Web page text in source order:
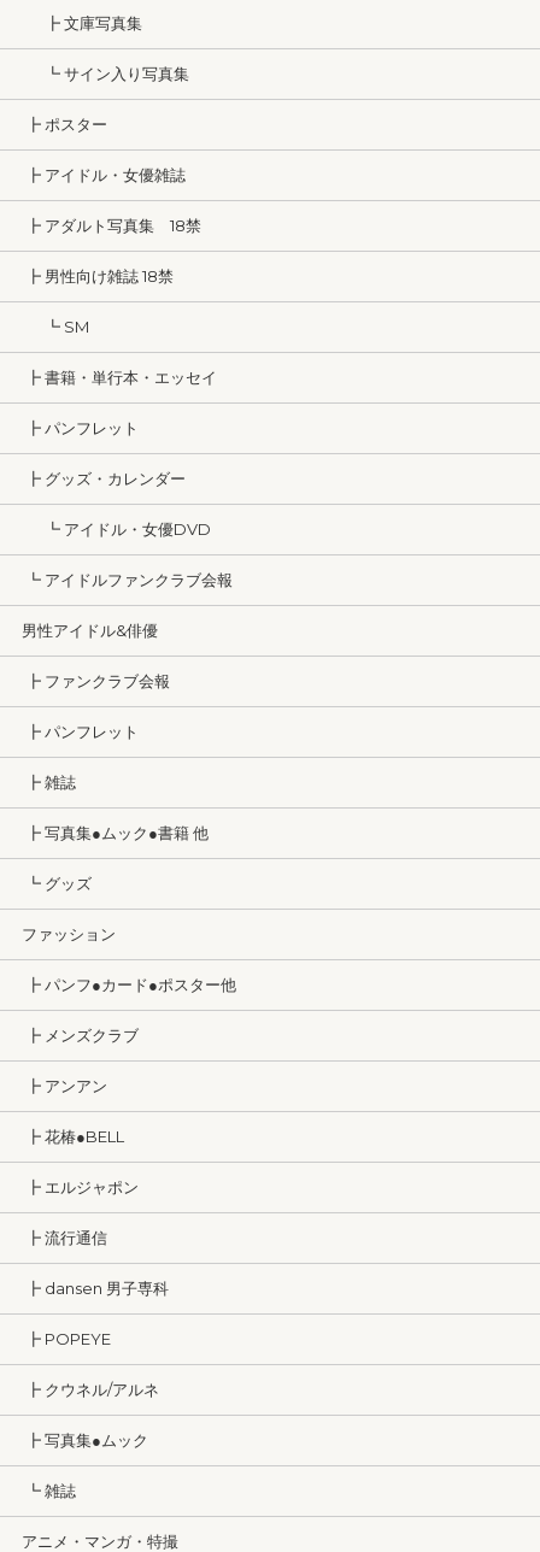
┣ 文庫写真集
┗ サイン入り写真集
┣ ポスター
┣ アイドル・女優雑誌
┣ アダルト写真集 18禁
┣ 男性向け雑誌 18禁
┗ SM
┣ 書籍・単行本・エッセイ
┣ パンフレット
┣ グッズ・カレンダー
┗ アイドル・女優DVD
┗ アイドルファンクラブ会報
男性アイドル&俳優
┣ ファンクラブ会報
┣ パンフレット
┣ 雑誌
┣ 写真集●ムック●書籍 他
┗ グッズ
ファッション
┣ パンフ●カード●ポスター他
┣ メンズクラブ
┣ アンアン
┣ 花椿●BELL
┣ エルジャポン
┣ 流行通信
┣ dansen 男子専科
┣ POPEYE
┣ クウネル/アルネ
┣ 写真集●ムック
┗ 雑誌
アニメ・マンガ・特撮